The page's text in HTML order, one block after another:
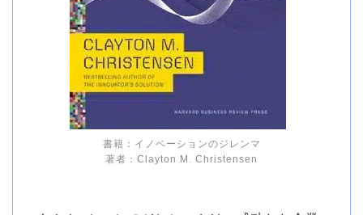
書籍：イノベーションのジレンマ
著者：Clayton M. Christensen